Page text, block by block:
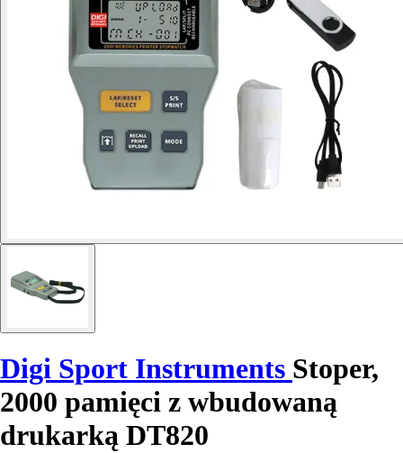
Digi Sport Instruments Stoper,
2000 pamięci z wbudowaną
drukarką DT820